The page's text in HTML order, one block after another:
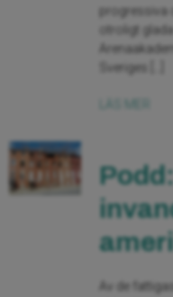
progressiva
otroligt
Sveriges […]
Av de